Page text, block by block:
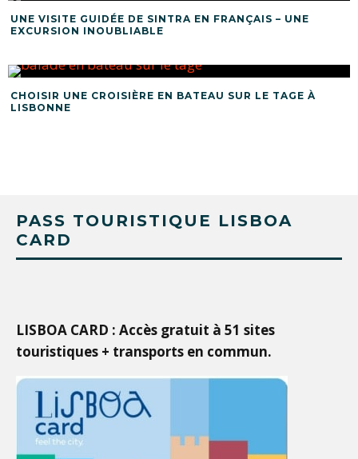
UNE VISITE GUIDÉE DE SINTRA EN FRANÇAIS – UNE
EXCURSION INOUBLIABLE
CHOISIR UNE CROISIÈRE EN BATEAU SUR LE TAGE À
LISBONNE
PASS TOURISTIQUE LISBOA
CARD
LISBOA CARD : Accès gratuit à 51 sites
touristiques + transports en commun.